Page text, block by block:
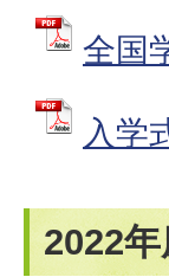
全国
入学
2022